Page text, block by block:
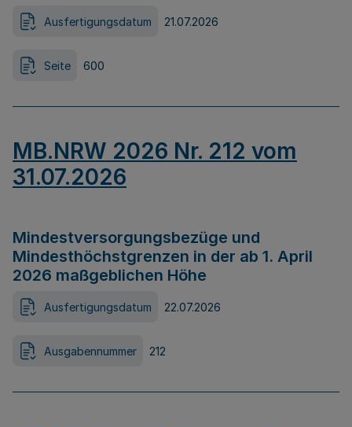
Ausfertigungsdatum 21.07.2026
Seite 600
MB.NRW 2026 Nr. 212 vom
31.07.2026
Mindestversorgungsbezüge und
Mindesthöchstgrenzen in der ab 1. April
2026 maßgeblichen Höhe
Ausfertigungsdatum 22.07.2026
Ausgabennummer 212